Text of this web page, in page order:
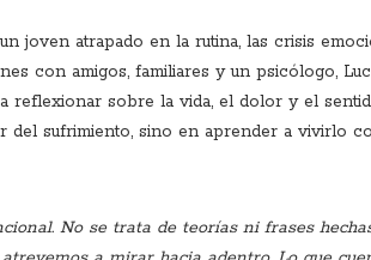
joven atrapado en la rutina, las crisis
con amigos, familiares y un psicólogo,
reflexionar sobre la vida, el dolor y el
del sufrimiento, sino en aprender a vivirlo
No se trata de teorías ni frases